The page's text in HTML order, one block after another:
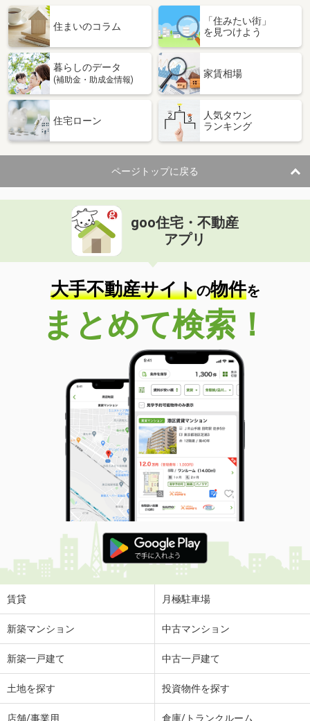
住まいのコラム
「住みたい街」
を見つけよう
暮らしのデータ
(補助金・助成金情報)
家賃相場
住宅ローン
人気タウン
ランキング
ページトップに戻る
goo住宅・不動産
アプリ
大手不動産サイトの物件を
まとめて検索！
賃貸 月極駐車場
新築マンション 中古マンション
新築一戸建て 中古一戸建て
土地を探す 投資物件を探す
店舗/事業用 倉庫/トランクルーム